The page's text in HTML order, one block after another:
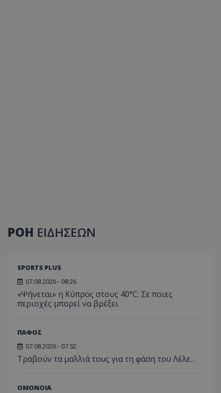
ΡΟΗ ΕΙΔΗΣΕΩΝ
SPORTS PLUS
07.08.2026 - 08:26
«Ψήνεται» η Κύπρος στους 40°C: Σε ποιες
περιοχές μπορεί να βρέξει
ΠΑΦΟΣ
07.08.2026 - 07:52
Τραβούν τα μαλλιά τους για τη φάση του Λέλε…
ΟΜΟΝΟΙΑ